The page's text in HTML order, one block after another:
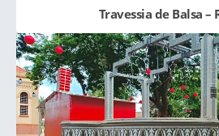
Travessia de Balsa –